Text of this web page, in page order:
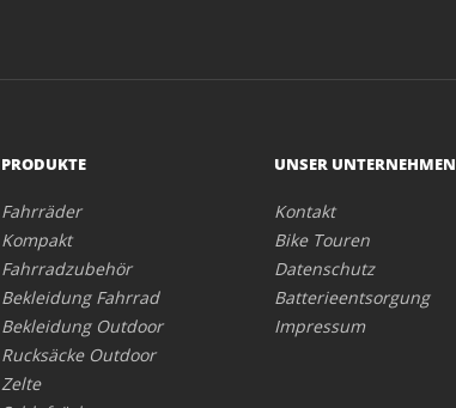
PRODUKTE
Fahrräder
Kompakt
Fahrradzubehör
Bekleidung Fahrrad
Bekleidung Outdoor
Rucksäcke Outdoor
Zelte
UNSER UNTERNEHMEN
Kontakt
Bike Touren
Datenschutz
Batterieentsorgung
Impressum